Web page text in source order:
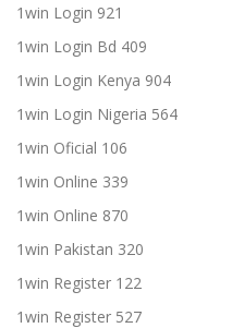
1win Login 921
1win Login Bd 409
1win Login Kenya 904
1win Login Nigeria 564
1win Oficial 106
1win Online 339
1win Online 870
1win Pakistan 320
1win Register 122
1win Register 527